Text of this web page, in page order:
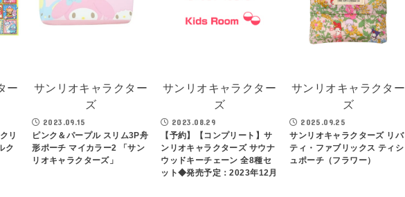
ー
リ
ク
サンリオキャラクター
ズ
2023.09.15
ピンク＆パープル スリム3P舟
形ポーチ マイカラー2 「サン
リオキャラクターズ」
サンリオキャラクター
ズ
2023.08.29
【予約】【コンプリート】サ
ンリオキャラクターズ サウナ
ウッドキーチェーン 全8種セ
ット◆発売予定：2023年12月
サンリオキャラクター
ズ
2025.09.25
サンリオキャラクターズ リバ
ティ・ファブリックス ティシ
ュポーチ（フラワー）